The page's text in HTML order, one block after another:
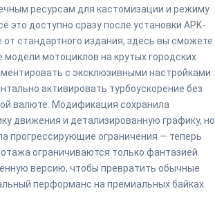
ресурсам для кастомизации и режиму
это доступно сразу после установки APK-
от стандартного издания, здесь вы сможете
модели мотоциклов на крутых городских
с эксклюзивными настройками
активировать турбоускорение без
валюте. Модификация сохранила
движения и детализированную графику, но
прогрессирующие ограничения — теперь
ограничиваются только фантазией.
версию, чтобы превратить обычные
перформанс на премиальных байках.